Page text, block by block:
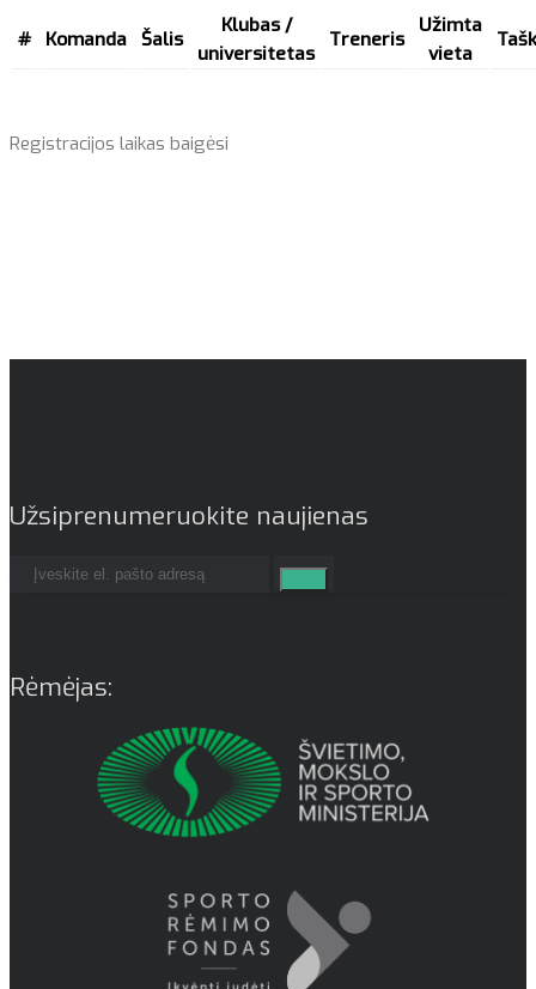
# Komanda Šalis
Klubas /
universitetas
Treneris
Užimta
vieta
Registracijos laikas baigėsi
Užsiprenumeruokite naujienas
Rėmėjas: